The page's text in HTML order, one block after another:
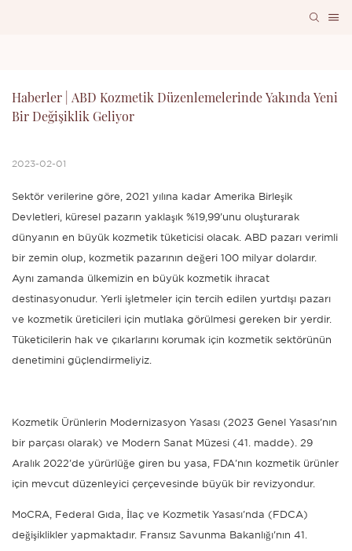
Haberler | ABD Kozmetik Düzenlemelerinde Yakında Yeni
Bir Değişiklik Geliyor
2023-02-01
Sektör verilerine göre, 2021 yılına kadar Amerika Birleşik
Devletleri, küresel pazarın yaklaşık %19,99'unu oluşturarak
dünyanın en büyük kozmetik tüketicisi olacak. ABD pazarı verimli
bir zemin olup, kozmetik pazarının değeri 100 milyar dolardır.
Aynı zamanda ülkemizin en büyük kozmetik ihracat
destinasyonudur. Yerli işletmeler için tercih edilen yurtdışı pazarı
ve kozmetik üreticileri için mutlaka görülmesi gereken bir yerdir.
Tüketicilerin hak ve çıkarlarını korumak için kozmetik sektörünün
denetimini güçlendirmeliyiz.
Kozmetik Ürünlerin Modernizasyon Yasası (2023 Genel Yasası'nın
bir parçası olarak) ve Modern Sanat Müzesi (41. madde). 29
Aralık 2022'de yürürlüğe giren bu yasa, FDA'nın kozmetik ürünler
için mevcut düzenleyici çerçevesinde büyük bir revizyondur.
MoCRA, Federal Gıda, İlaç ve Kozmetik Yasası'nda (FDCA)
değişiklikler yapmaktadır. Fransız Savunma Bakanlığı'nın 41.